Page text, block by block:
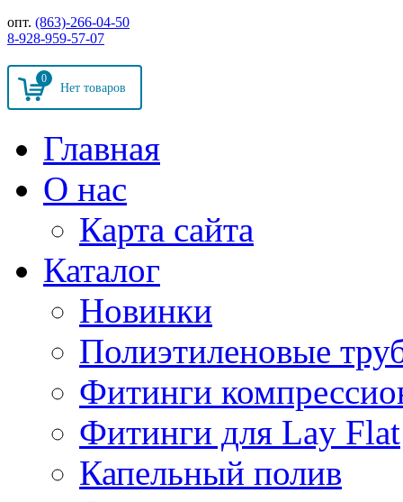
опт. (863)-266-04-50
8-928-959-57-07
0
Главная
О нас
Карта сайта
Каталог
Новинки
Полиэтиленовые
Фитинги
Фитинги для Lay Flat
Капельный полив